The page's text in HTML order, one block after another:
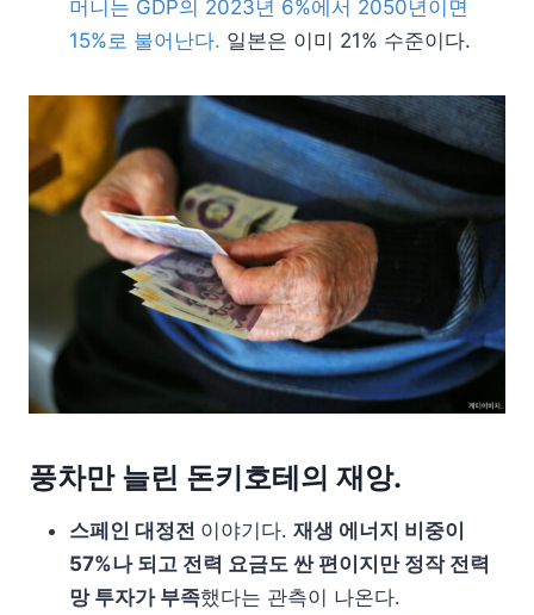
머니는 GDP의 2023년 6%에서 2050년이면
15%로 불어난다. 일본은 이미 21% 수준이다.
풍차만 늘린 돈키호테의 재앙.
스페인 대정전 이야기다. 재생 에너지 비중이
57%나 되고 전력 요금도 싼 편이지만 정작 전력
망 투자가 부족했다는 관측이 나온다.